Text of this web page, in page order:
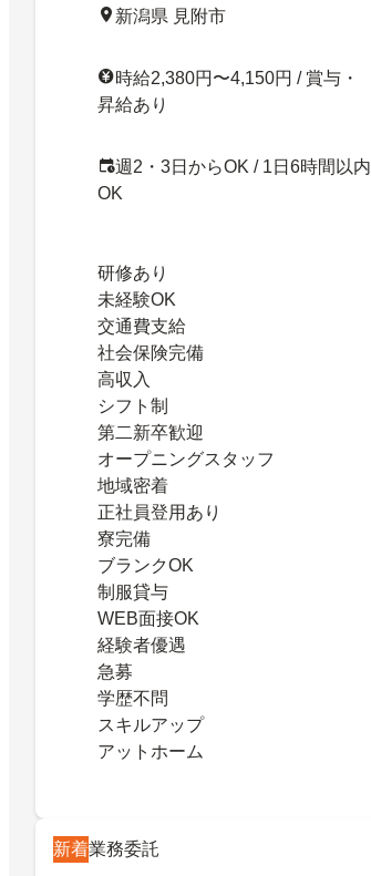
新潟県 見附市
時給2,380円〜4,150円 / 賞与・
昇給あり
週2・3日からOK / 1日6時間以内
OK
研修あり
未経験OK
交通費支給
社会保険完備
高収入
シフト制
第二新卒歓迎
オープニングスタッフ
地域密着
正社員登用あり
寮完備
ブランクOK
制服貸与
WEB面接OK
経験者優遇
急募
学歴不問
スキルアップ
アットホーム
新着業務委託